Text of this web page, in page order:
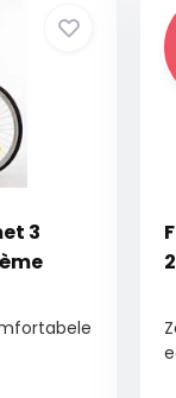
3